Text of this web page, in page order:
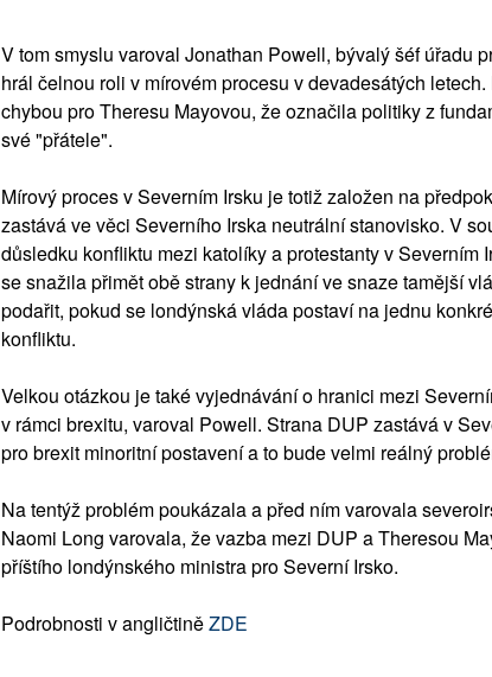
V tom smyslu varoval Jonathan Powell, bývalý šéf úřadu
hrál čelnou roli v mírovém procesu v devadesátých
chybou pro Theresu Mayovou, že označila politiky z
své "přátele".
Mírový proces v Severním Irsku je totiž založen na
zastává ve věci Severního Irska neutrální stanovisko. V
důsledku konfliktu mezi katolíky a protestanty v Severním
se snažila přimět obě strany k jednání ve snaze tamější
podařit, pokud se londýnská vláda postaví na jednu
konfliktu.
Velkou otázkou je také vyjednávání o hranici mezi
v rámci brexitu, varoval Powell. Strana DUP zastává v
pro brexit minoritní postavení a to bude velmi reálný
Na tentýž problém poukázala a před ním varovala
Naomi Long varovala, že vazba mezi DUP a Theresou
příštího londýnského ministra pro Severní Irsko.
Podrobnosti v angličtiněZDE